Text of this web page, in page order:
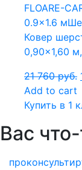
FLOARE-
0.9x1.6 м
Ковер
0,90×1,60
21 760руб.
Add to cart
Купить в 1
Вас